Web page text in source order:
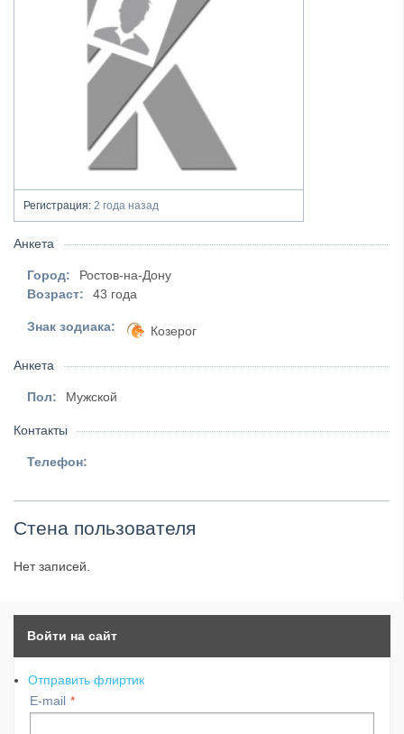
Регистрация: 2 года назад
Анкета
Город:
Ростов-на-Дону
Возраст:
43 года
Знак зодиака: Козерог
Анкета
Пол: Мужской
Контакты
Телефон:
Стена пользователя
Нет записей.
Войти на сайт
Отправить флиртик
E-mail